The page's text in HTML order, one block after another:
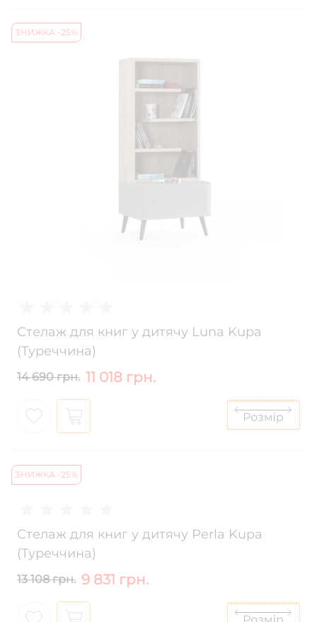
ЗНИЖКА -25%
Стелаж для книг у дитячу Luna Kupa
(Туреччина)
14 690 грн. 11 018 грн.
ЗНИЖКА -25%
Стелаж для книг у дитячу Perla Kupa
(Туреччина)
13 108 грн. 9 831 грн.